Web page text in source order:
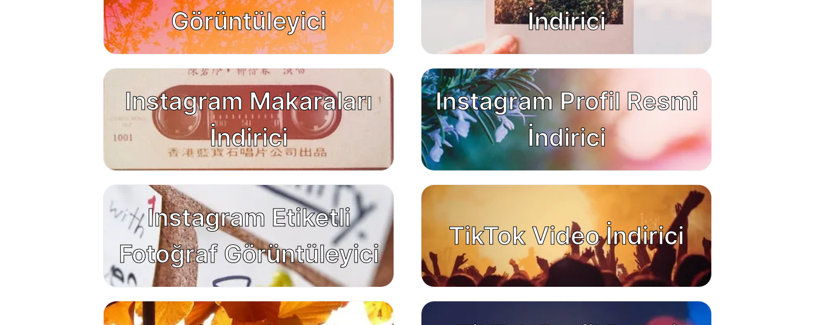
Görüntüleyici
İndirici
Instagram Makaraları
İndirici
Instagram Profil Resmi
İndirici
Instagram Etiketli
Fotoğraf Görüntüleyici
TikTok Video İndirici